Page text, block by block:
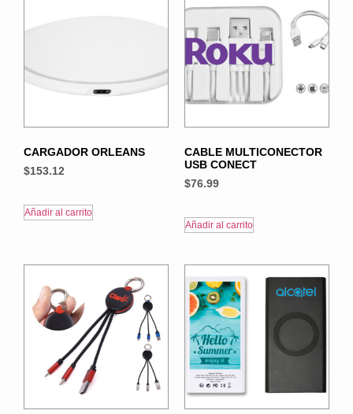
CARGADOR ORLEANS
$153.12
Añadir al carrito
CABLE MULTICONECTOR
USB CONECT
$76.99
Añadir al carrito